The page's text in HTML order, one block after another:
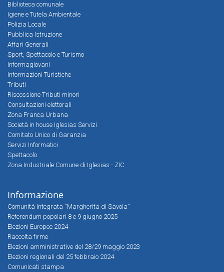
Biblioteca comunale
Igiene e Tutela Ambientale
Polizia Locale
Pubblica Istruzione
Affari Generali
Sport, Spettacolo e Turismo
Informagiovani
Informazioni Turistiche
Tributi
Riscossione Tributi minori
Consultazioni elettorali
Zona Franca Urbana
Società in house Iglesias Servizi
Comitato Unico di Garanzia
Servizi Informatici
Spettacolo
Zona Industriale Comune di Iglesias - ZIC
Informazione
Comunità Integrata “Margherita di Savoia”
Referendum popolari 8 e 9 giugno 2025
Elezioni Europee 2024
Raccolta firme
Elezioni amministrative del 28/29 maggio 2023
Elezioni regionali del 25 febbraio 2024
Comunicati stampa